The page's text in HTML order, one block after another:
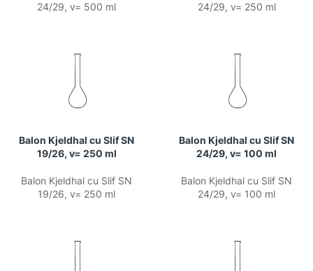
24/29, v= 500 ml
24/29, v= 250 ml
Balon Kjeldhal cu Slif SN
19/26, v= 250 ml
Balon Kjeldhal cu Slif SN
19/26, v= 250 ml
Balon Kjeldhal cu Slif SN
24/29, v= 100 ml
Balon Kjeldhal cu Slif SN
24/29, v= 100 ml